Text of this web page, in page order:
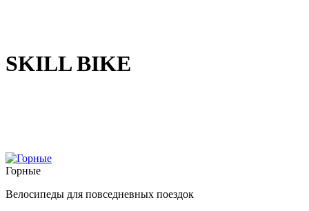
SKILL BIKE
Горные
Велосипеды для повседневных поездок